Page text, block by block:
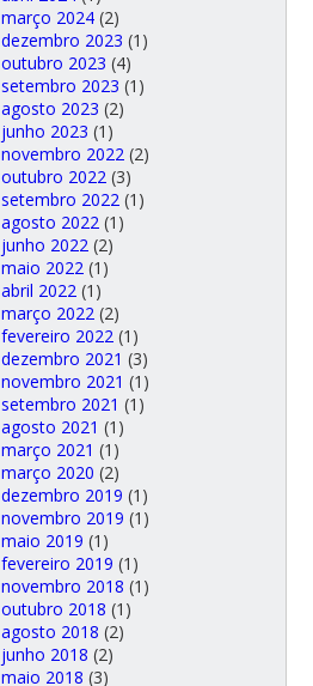
março 2024(2)
dezembro 2023 (1)
outubro 2023 (4)
setembro 2023 (1)
agosto 2023 (2)
junho 2023 (1)
novembro 2022 (2)
outubro 2022 (3)
setembro 2022 (1)
agosto 2022 (1)
junho 2022 (2)
maio 2022 (1)
abril 2022 (1)
março 2022 (2)
fevereiro 2022 (1)
dezembro 2021 (3)
novembro 2021 (1)
setembro 2021 (1)
agosto 2021 (1)
março 2021 (1)
março 2020 (2)
dezembro 2019 (1)
novembro 2019 (1)
maio 2019 (1)
fevereiro 2019 (1)
novembro 2018 (1)
outubro 2018 (1)
agosto 2018 (2)
junho 2018 (2)
maio 2018 (3)